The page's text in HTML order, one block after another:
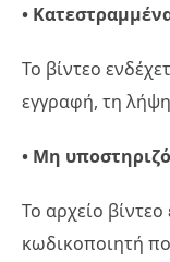
•
Το βίντεο
εγγραφή, τη
• Μη
Το αρχείο βίντεο
κωδικοποιητή